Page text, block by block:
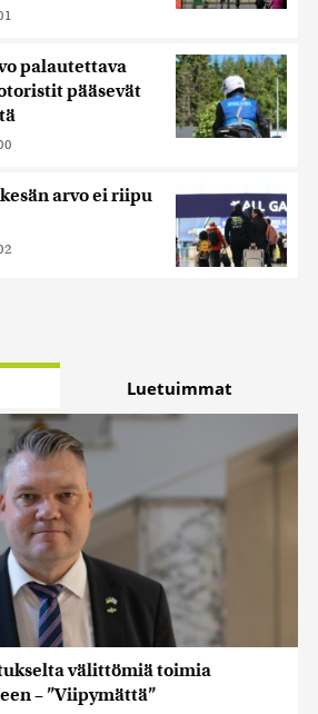
palautettava
pääsevät
arvo ei riipu
Luetuimmat
välittömiä toimia
– ”Viipymättä”